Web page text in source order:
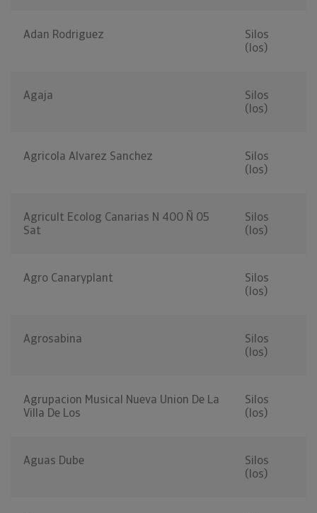
Adan Rodriguez
Silos
(los)
Agaja
Silos
(los)
Agricola Alvarez Sanchez
Silos
(los)
Agricult Ecolog Canarias N 400 Ñ 05
Sat
Silos
(los)
Agro Canaryplant
Silos
(los)
Agrosabina
Silos
(los)
Agrupacion Musical Nueva Union De La
Villa De Los
Silos
(los)
Aguas Dube
Silos
(los)